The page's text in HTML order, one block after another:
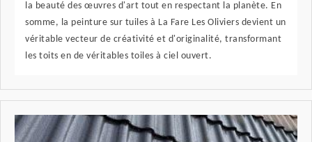
la beauté des œuvres d'art tout en respectant la planète. En
somme, la peinture sur tuiles à La Fare Les Oliviers devient un
véritable vecteur de créativité et d'originalité, transformant
les toits en de véritables toiles à ciel ouvert.